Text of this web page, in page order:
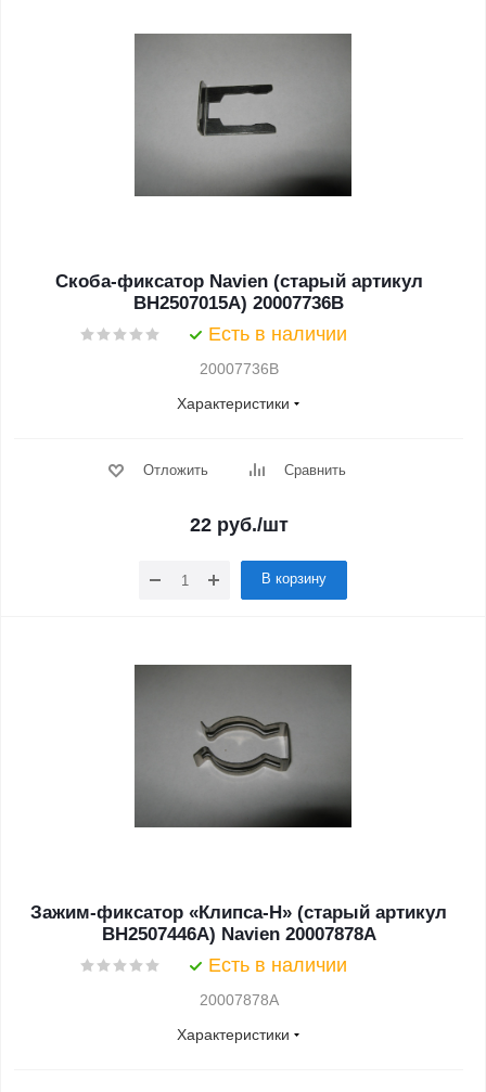
Скоба-фиксатор Navien (старый артикул
BH2507015A) 20007736B
Есть в наличии
20007736B
Характеристики
Отложить Сравнить
22 руб./шт
В корзину
Зажим-фиксатор «Клипса-H» (старый артикул
BH2507446A) Navien 20007878A
Есть в наличии
20007878A
Характеристики